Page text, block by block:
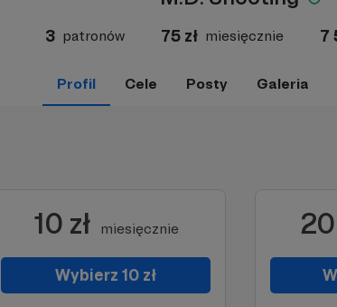
3 patronów 75 zł miesięcznie 7
Profil Cele Posty Galeria
10 zł miesięcznie
Wybierz 10 zł
20